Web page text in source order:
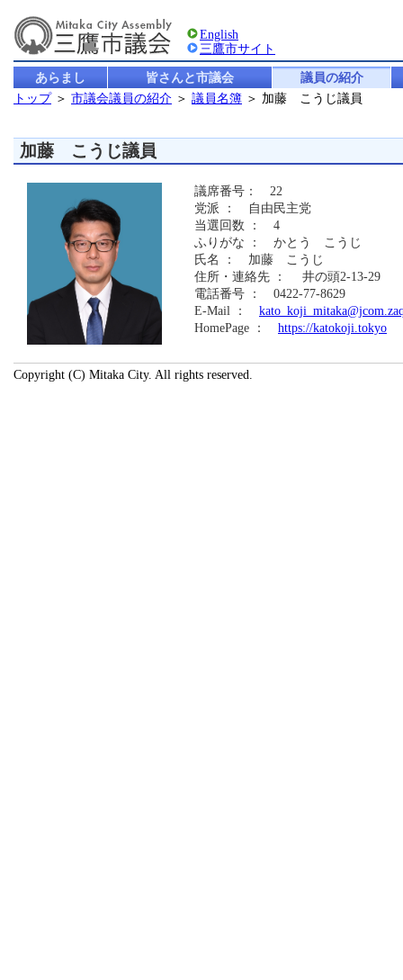
English
三鷹市サイト
あらまし 皆さんと市議会
議員の紹介
トップ＞ 市議会議員の紹介 ＞ 議員名簿 ＞ 加藤 こうじ議員
加藤 こうじ議員
議席番号： 22
党派 ： 自由民主党
当選回数 ： 4
ふりがな ： かとう こうじ
氏名 ： 加藤 こうじ
住所・連絡先 ： 井の頭2-13-29
電話番号 ： 0422-77-8629
E-Mail ：
HomePage ： https://katokoji.tokyo
Copyright (C) Mitaka City. All rights reserved.